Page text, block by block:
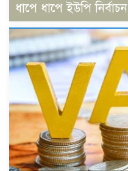
ধাপে ধাপে ইউপি নির্বাচন